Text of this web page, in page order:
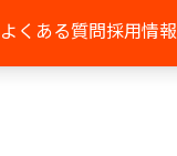
よくある質問採用情報